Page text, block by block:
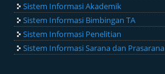
Sistem Informasi Akademik
Sistem Informasi Bimbingan TA
Sistem Informasi Penelitian
Sistem Informasi Sarana dan Prasarana